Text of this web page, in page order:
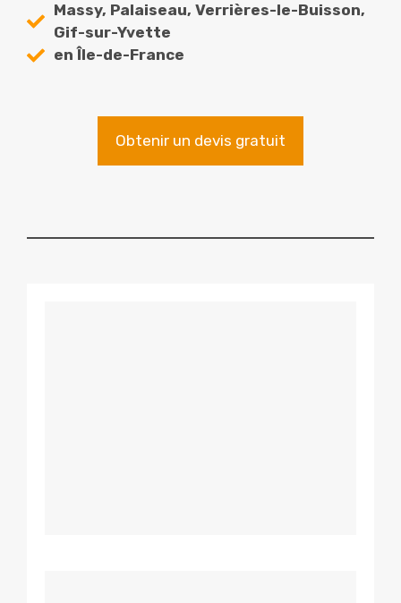
Massy, Palaiseau, Verrières-le-Buisson,
Gif-sur-Yvette
en Île-de-France
Obtenir un devis gratuit